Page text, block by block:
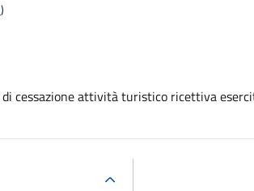
)
di cessazione attività turistico ricettiva